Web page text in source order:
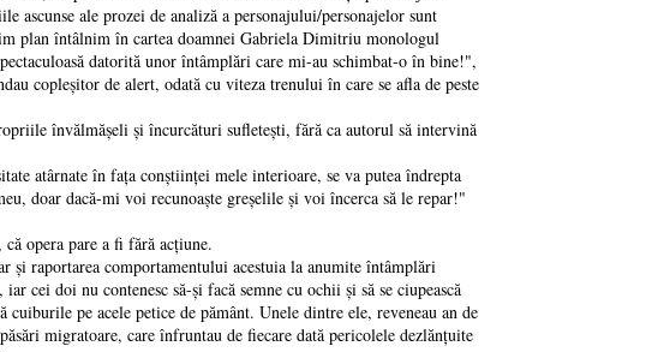
ale prozei de analiză a personajului/personajelor sunt
plan întâlnim în cartea doamnei Gabriela Dimitriu monologul
datorită unor întâmplări care mi-au schimbat-o în bine!",
copleşitor de alert, odată cu viteza trenului în care se afla de peste
învălmăşeli şi încurcături sufleteşti, fără ca autorul să intervină
în fața conştiinței mele interioare, se va putea îndrepta
doar dacă-mi voi recunoaşte greşelile şi voi încerca să le repar!"
opera pare a fi fără acțiune.
comportamentului acestuia la anumite întâmplări
cei doi nu contenesc să-şi facă semne cu ochii şi să se ciupească
pe acele petice de pământ. Unele dintre ele, reveneau an de
migratoare, care înfruntau de fiecare dată pericolele dezlănțuite